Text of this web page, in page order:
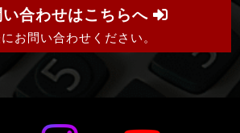
合わせはこちらへ
お問い合わせください。